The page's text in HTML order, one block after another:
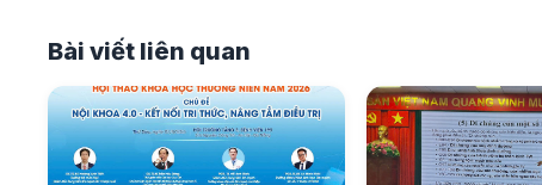
Bài viết liên quan